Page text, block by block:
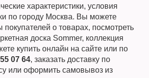
характеристики, условия
по городу Москва. Вы можете
покупателей о товарах, посмотреть
доска Sommer, коллекция
купить онлайн на сайте или по
07 64, заказать доставку по
или оформить самовывоз из